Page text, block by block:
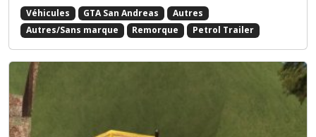
Véhicules GTA San Andreas
Autres
Autres/Sans marque
Remorque Petrol Trailer